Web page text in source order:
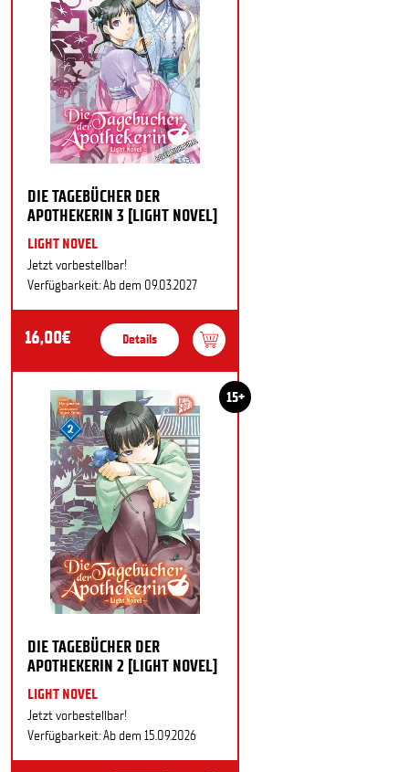
DIE TAGEBÜCHER DER
APOTHEKERIN 3 [LIGHT NOVEL]
LIGHT NOVEL
Jetzt vorbestellbar!
Verfügbarkeit: Ab dem 09.03.2027
16,00€ Details
15+
DIE TAGEBÜCHER DER
APOTHEKERIN 2 [LIGHT NOVEL]
LIGHT NOVEL
Jetzt vorbestellbar!
Verfügbarkeit: Ab dem 15.09.2026